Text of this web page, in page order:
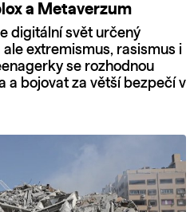
a Metaverzum
digitální svět určený
extremismus, rasismus i
se rozhodnou
a bojovat za větší bezpečí v